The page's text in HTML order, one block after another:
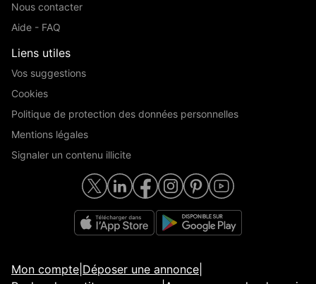
Nous contacter
Aide - FAQ
Liens utiles
Vos suggestions
Cookies
Politique de protection des données personnelles
Mentions légales
Signaler un contenu illicite
Mon compte Déposer une annonce